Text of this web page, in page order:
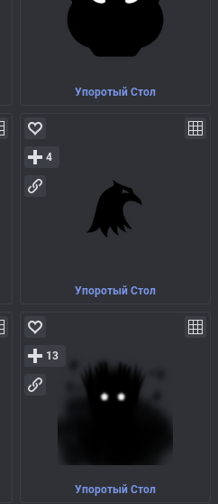
Упоротый Стол
Упоротый Стол
4
Упоротый Стол
13